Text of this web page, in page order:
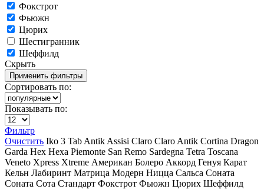
Фокстрот
Фьюжн
Цюрих
Шестигранник
Шеффилд
Скрыть
Сортировать по:
Показывать по:
Фильтр
Очистить Iko 3 Tab Antik Assisi Claro Claro Antik Cortina Dragon
Garda Hex Hexa Piemonte San Remo Sardegna Tetra Toscana
Veneto Xpress Xtreme Американ Болеро Аккорд Генуя Карат
Кельн Лабиринт Матрица Модерн Ницца Сальса Соната
Соната Сота Стандарт Фокстрот Фьюжн Цюрих Шеффилд